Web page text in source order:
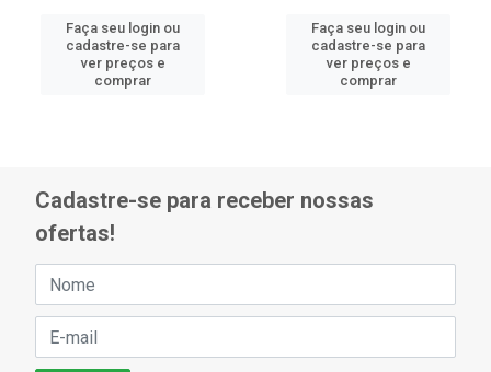
Faça seu login ou
cadastre-se para
ver preços e
comprar
Faça seu login ou
cadastre-se para
ver preços e
comprar
Cadastre-se para receber nossas
ofertas!